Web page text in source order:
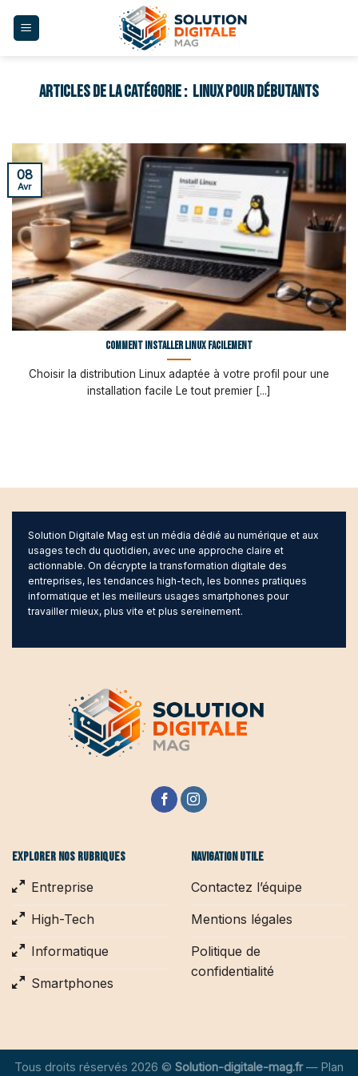
LINUX POUR DÉBUTANTS
Comment installer Linux facilement
Choisir la distribution Linux adaptée à votre profil pour une
installation facile Le tout premier [...]
08
Avr
Solution Digitale Mag est un média dédié au numérique et aux
usages tech du quotidien, avec une approche claire et
actionnable. On décrypte la transformation digitale des
entreprises, les tendances high-tech, les bonnes pratiques
informatique et les meilleurs usages smartphones pour
travailler mieux, plus vite et plus sereinement.
Explorer nos rubriques
Entreprise
High-Tech
Informatique
Smartphones
Navigation utile
Contactez l’équipe
Mentions légales
Politique de
confidentialité
Tous droits réservés 2026 © Solution-digitale-mag.fr— Plan